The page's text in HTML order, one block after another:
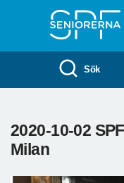
Sök
2020-10-02
Milan